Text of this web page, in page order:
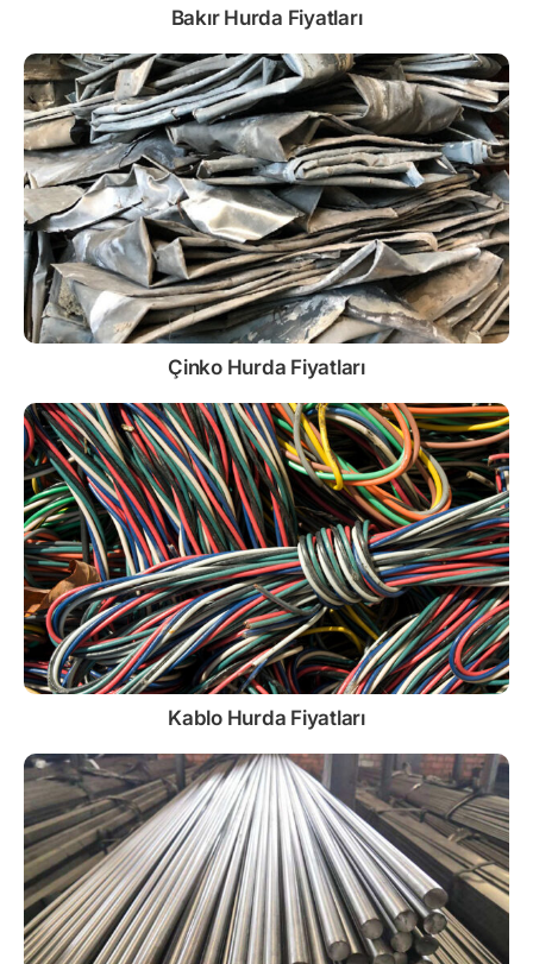
Bakır Hurda Fiyatları
Çinko Hurda Fiyatları
Kablo Hurda Fiyatları